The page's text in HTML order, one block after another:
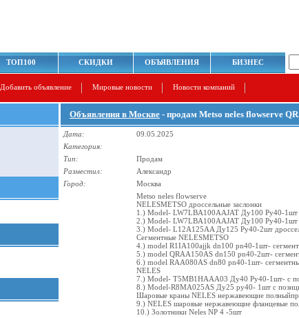
ТОП100 СКИДКИ ОБЪЯВЛЕНИЯ БИЗНЕС
Добавить объявление Мировые новости Новости компаний
Объявления в Москве - продам Metso neles flowserve
Дата:
09.05.2025
Категория:
Тип:
Продам
Разместил:
Александр
Город:
Москва
Metso neles flowserve
NELESMETSO дроссельные заслонки
1.) Model- LW7LBA100AAJAT Ду100 Ру40-1шт
2.) Model- LW7LBA100AAJAT Ду100 Ру40-1шт
3.) Model- L12A125AA Ду125 Ру40-2шт
Сегментные NELESMETSO
4.) model R1IA100ajjk dn100 pn40-1шт-
5.) model QRAA150AS dn150 pn40-2шт-
6.) model RAA080AS dn80 pn40-1шт-
NELES
7.) Model- Т5МВ1HAAA03 Ду40 Ру40-1шт- с
8.) Model-R8MA025AS Ду25 ру40- 1шт с
Шаровые краны NELES нержавеющие
9.) NELES шаровые нержавеющие фланцевые
10.) Золотники Neles NP 4 -5шт